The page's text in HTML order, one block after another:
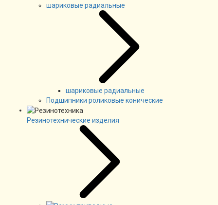
шариковые радиальные
шариковые радиальные
Подшипники роликовые конические
Резинотехнические изделия